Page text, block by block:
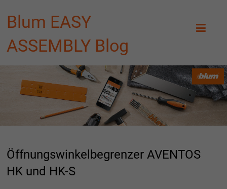
Blum EASY
ASSEMBLY Blog
Öffnungswinkelbegrenzer AVENTOS
HK und HK-S